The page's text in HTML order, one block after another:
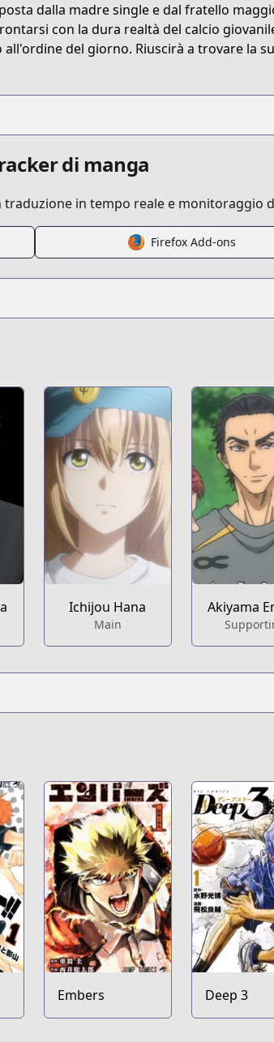
ashi
www.cdjapan.co.jp/product/NEOBK-
dalla madre single e dal fratello
con la dura realtà del calcio
all'ordine del giorno. Riuscirà a trovare la
di manga
in tempo reale e monitoraggio
Firefox Add-ons
Ichijou Hana
Main
Akiyama
Embers Deep 3